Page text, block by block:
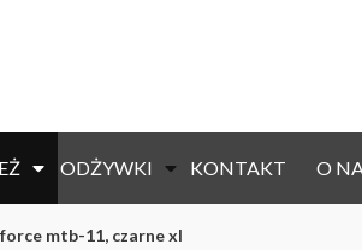
ODŻYWKI KONTAKT O
mtb-11, czarne xl